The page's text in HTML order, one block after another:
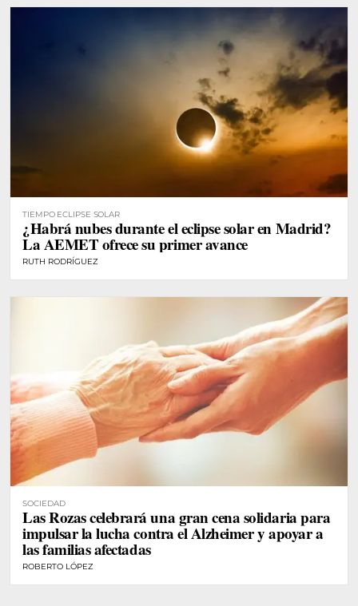
TIEMPO ECLIPSE SOLAR
¿Habrá nubes durante el eclipse solar en Madrid?
La AEMET ofrece su primer avance
RUTH RODRÍGUEZ
SOCIEDAD
Las Rozas celebrará una gran cena solidaria para
impulsar la lucha contra el Alzheimer y apoyar a
las familias afectadas
ROBERTO LÓPEZ